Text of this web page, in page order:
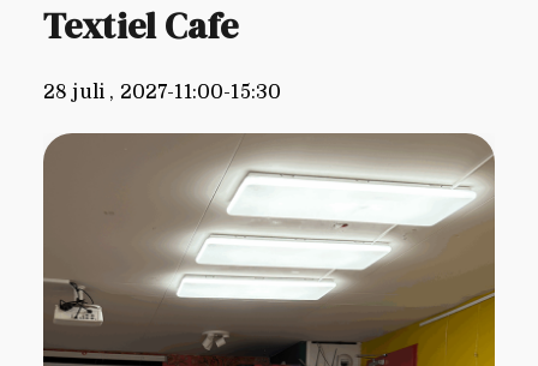
Textiel Cafe
28 juli , 2027-11:00-15:30